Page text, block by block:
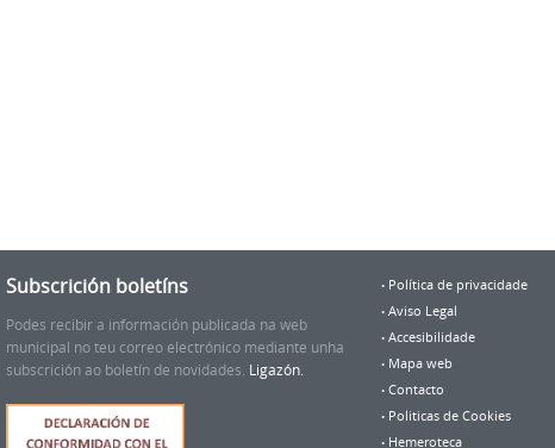
Subscrición boletíns
Podes recibir a información publicada na web
municipal no teu correo electrónico mediante unha
subscrición ao boletín de novidades. Ligazón.
Política de privacidade
Aviso Legal
Accesibilidade
Mapa web
Contacto
Politicas de Cookies
Hemeroteca